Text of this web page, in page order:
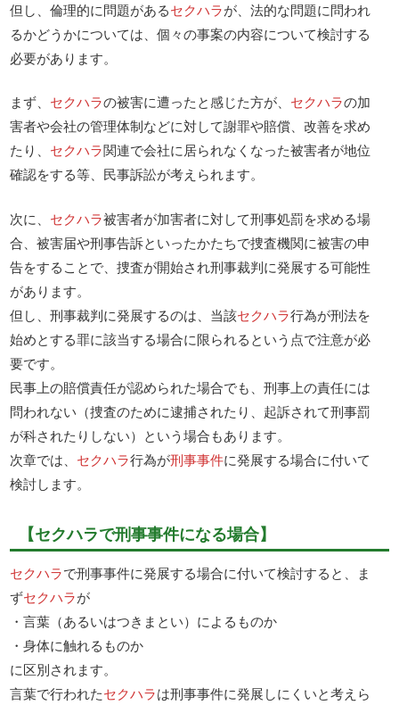
但し、倫理的に問題があるセクハラが、法的な問題に問われ
るかどうかについては、個々の事案の内容について検討する
必要があります。
まず、 セクハラの被害に遭ったと感じた方が、 セクハラの加
害者や会社の管理体制などに対して謝罪や賠償、改善を求め
たり、 セクハラ関連で会社に居られなくなった被害者が地位
確認をする等、民事訴訟が考えられます。
次に、 セクハラ被害者が加害者に対して刑事処罰を求める場
合、被害届や刑事告訴といったかたちで捜査機関に被害の申
告をすることで、捜査が開始され刑事裁判に発展する可能性
があります。
但し、刑事裁判に発展するのは、当該セクハラ行為が刑法を
始めとする罪に該当する場合に限られるという点で注意が必
要です。
民事上の賠償責任が認められた場合でも、刑事上の責任には
問われない（捜査のために逮捕されたり、起訴されて刑事罰
が科されたりしない）という場合もあります。
次章では、 セクハラ行為が刑事事件に発展する場合に付いて
検討します。
【セクハラで刑事事件になる場合】
セクハラで刑事事件に発展する場合に付いて検討すると、ま
ずセクハラが
・言葉（あるいはつきまとい）によるものか
・身体に触れるものか
に区別されます。
言葉で行われたセクハラは刑事事件に発展しにくいと考えら